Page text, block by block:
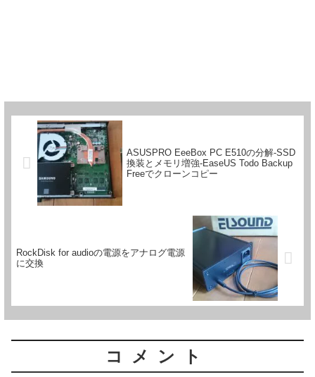
ASUSPRO EeeBox PC E510の分解-SSD
換装とメモリ増強-EaseUS Todo Backup
Freeでクローンコピー
RockDisk for audioの電源をアナログ電源
に交換
コメント